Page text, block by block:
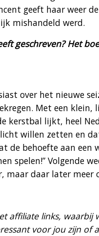
geeft haar weer
mishandeld werd.
geschreven? Het
over het nieuwe
Met een
kerstbal lijkt, heel
willen zetten en
de behoefte aan een
spelen!” Volgende
maar daar later meer
affiliate links, waarbij
voor jou zijn of